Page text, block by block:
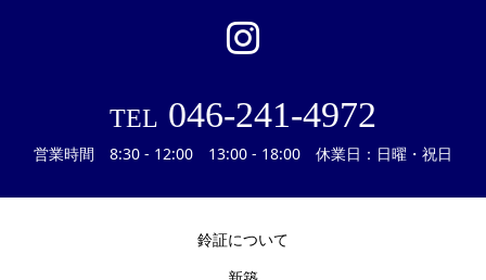
TEL 046-241-4972
営業時間 8:30 - 12:00 13:00 - 18:00 休業日：日曜・祝日
鈴証について